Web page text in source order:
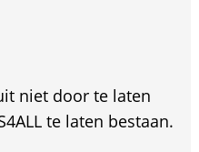
niet door te laten
te laten bestaan.